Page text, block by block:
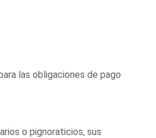
las obligaciones de pago
o pignoraticios, sus